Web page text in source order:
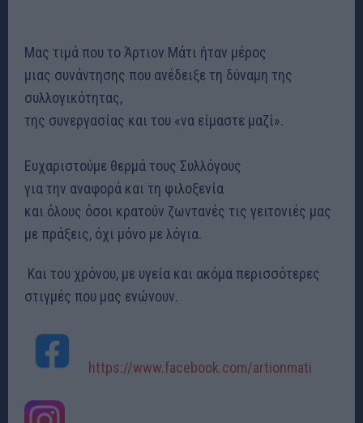
Μας τιμά που το Άρτιον Μάτι ήταν μέρος
μιας συνάντησης που ανέδειξε τη δύναμη της
συλλογικότητας,
της συνεργασίας και του «να είμαστε μαζί».
Ευχαριστούμε θερμά τους Συλλόγους
για την αναφορά και τη φιλοξενία
και όλους όσοι κρατούν ζωντανές τις γειτονιές μας
με πράξεις, όχι μόνο με λόγια.
Και του χρόνου, με υγεία και ακόμα περισσότερες
στιγμές που μας ενώνουν.
https://www.facebook.com/artionmati